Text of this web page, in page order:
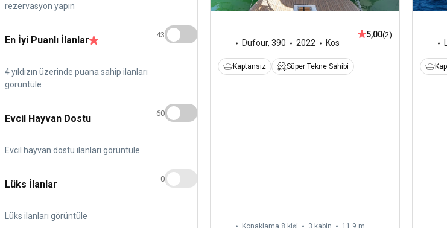
rezervasyon yapın
En İyi Puanlı İlanlar
4 yıldızın üzerinde puana sahip ilanları
görüntüle
43
Evcil Hayvan Dostu
Evcil hayvan dostu ilanları görüntüle
60
Lüks İlanlar
Lüks ilanları görüntüle
0
Dufour, 390 2022 Kos
5,00(2)
Kaptansız Süper Tekne Sahibi
Konaklama 8 kişi 3 kabin
11,9 m